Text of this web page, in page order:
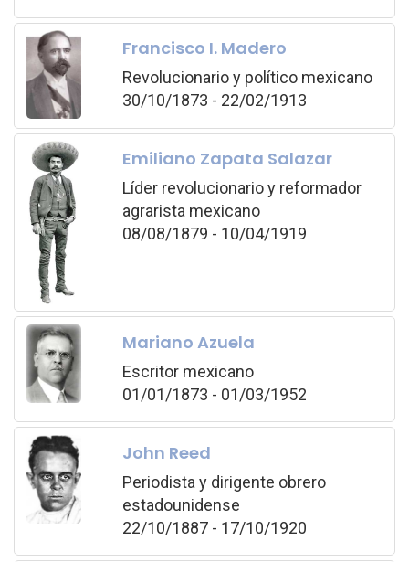
Francisco I. Madero
Revolucionario y político mexicano
30/10/1873 - 22/02/1913
Emiliano Zapata Salazar
Líder revolucionario y reformador
agrarista mexicano
08/08/1879 - 10/04/1919
Mariano Azuela
Escritor mexicano
01/01/1873 - 01/03/1952
John Reed
Periodista y dirigente obrero
estadounidense
22/10/1887 - 17/10/1920